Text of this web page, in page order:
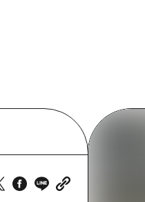
아트
Dive! Hiroshima
Hiroshima보조 트
Hiroshima Moshimo
외국
자원봉
자주